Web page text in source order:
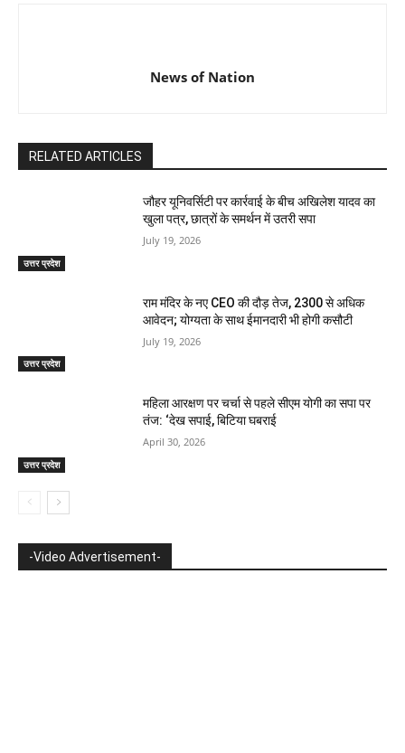
News of Nation
RELATED ARTICLES
उत्तर प्रदेश
जौहर यूनिवर्सिटी पर कार्रवाई के बीच अखिलेश यादव का
खुला पत्र, छात्रों के समर्थन में उतरी सपा
July 19, 2026
उत्तर प्रदेश
राम मंदिर के नए CEO की दौड़ तेज, 2300 से अधिक
आवेदन; योग्यता के साथ ईमानदारी भी होगी कसौटी
July 19, 2026
उत्तर प्रदेश
महिला आरक्षण पर चर्चा से पहले सीएम योगी का सपा पर
तंज: ‘देख सपाई, बिटिया घबराई
April 30, 2026
-Video Advertisement-